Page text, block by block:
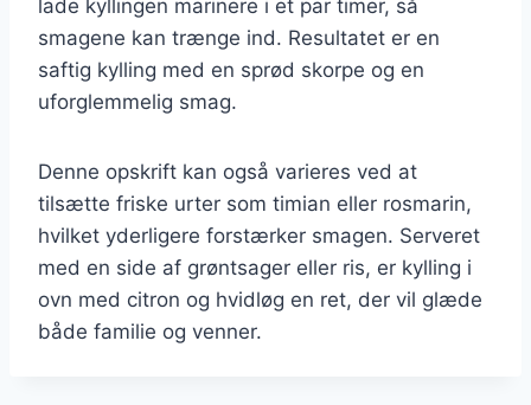
lade kyllingen marinere i et par timer, så
smagene kan trænge ind. Resultatet er en
saftig kylling med en sprød skorpe og en
uforglemmelig smag.
Denne opskrift kan også varieres ved at
tilsætte friske urter som timian eller rosmarin,
hvilket yderligere forstærker smagen. Serveret
med en side af grøntsager eller ris, er kylling i
ovn med citron og hvidløg en ret, der vil glæde
både familie og venner.